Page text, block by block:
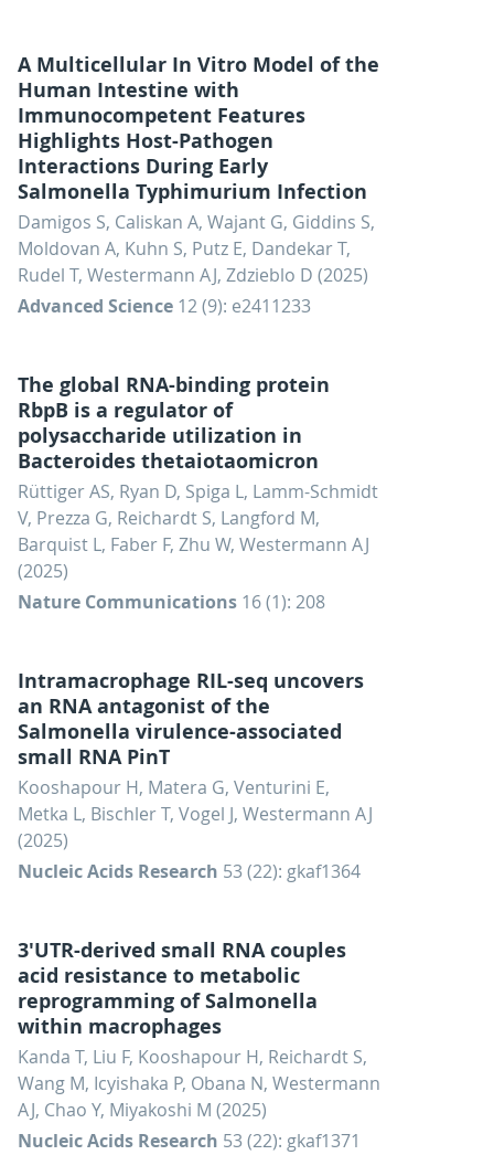
A Multicellular In Vitro Model of the
Human Intestine with
Immunocompetent Features
Highlights Host-Pathogen
Interactions During Early
Salmonella Typhimurium Infection
Damigos S, Caliskan A, Wajant G, Giddins S,
Moldovan A, Kuhn S, Putz E, Dandekar T,
Rudel T, Westermann AJ, Zdzieblo D (2025)
Advanced Science 12 (9): e2411233
The global RNA-binding protein
RbpB is a regulator of
polysaccharide utilization in
Bacteroides thetaiotaomicron
Rüttiger AS, Ryan D, Spiga L, Lamm-Schmidt
V, Prezza G, Reichardt S, Langford M,
Barquist L, Faber F, Zhu W, Westermann AJ
(2025)
Nature Communications 16 (1): 208
Intramacrophage RIL-seq uncovers
an RNA antagonist of the
Salmonella virulence-associated
small RNA PinT
Kooshapour H, Matera G, Venturini E,
Metka L, Bischler T, Vogel J, Westermann AJ
(2025)
Nucleic Acids Research 53 (22): gkaf1364
3'UTR-derived small RNA couples
acid resistance to metabolic
reprogramming of Salmonella
within macrophages
Kanda T, Liu F, Kooshapour H, Reichardt S,
Wang M, Icyishaka P, Obana N, Westermann
AJ, Chao Y, Miyakoshi M (2025)
Nucleic Acids Research 53 (22): gkaf1371